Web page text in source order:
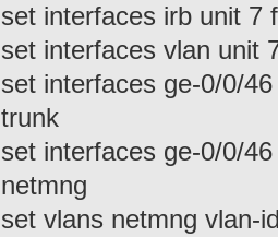
set interfaces irb unit 7
set interfaces vlan unit
set interfaces ge-0/0/
trunk
set interfaces ge-0/0/
netmng
set vlans netmng vlan-